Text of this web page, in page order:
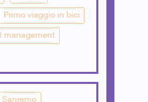
Primo viaggio in bici
management
Sanremo